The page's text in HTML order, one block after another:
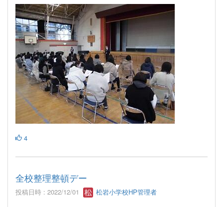
4
全校整理整頓デー
投稿日時 : 2022/12/01 松岩小学校HP管理者